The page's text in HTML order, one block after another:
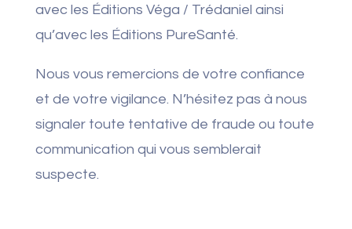
avec les Éditions Véga / Trédaniel ainsi
qu’avec les Éditions PureSanté.
Nous vous remercions de votre confiance
et de votre vigilance. N’hésitez pas à nous
signaler toute tentative de fraude ou toute
communication qui vous semblerait
suspecte.